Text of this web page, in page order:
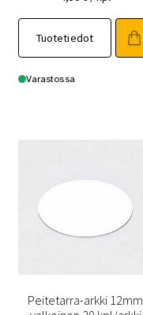
Tuotetiedot
Varastossa
Peitetarra-arkki 12mm